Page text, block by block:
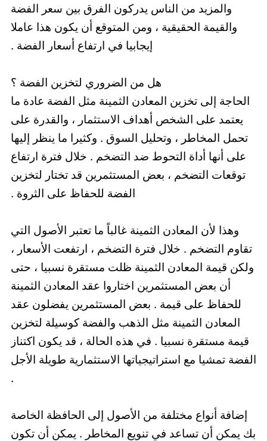
والمزيد من الناس يدركون الفرق بين سعر الفضة
والقيمة الحقيقية ، ومن المتوقع أن يكون هذا عاملا
إيجابيا في ارتفاع أسعار الفضة .
هل من الضروري لتخزين الفضة ؟
الحاجة إلى تخزين المعادن الثمينة مثل الفضة عادة ما
يعتمد على الشخص أهداف الاستثمار ، والقدرة على
تحمل المخاطر ، وتحليل السوق . وكثيرا ما ينظر إليها
على أنها أداة التحوط ضد التضخم . خلال فترة ارتفاع
توقعات التضخم ، بعض المستثمرين قد تختار لتخزين
الفضة للحفاظ على الثروة .
وهذا لأن المعادن الثمينة غالباً ما تعتبر الأصول التي
تقاوم التضخم . خلال فترة التضخم ، ارتفعت الأسعار ،
ولكن قيمة المعادن الثمينة ظلت مستقرة نسبيا ، حتى
أن بعض المستثمرين اختاروا عقد المعادن الثمينة
للحفاظ على قيمة . بعض المستثمرين يفضلون عقد
المعادن الثمينة مثل الذهب والفضة كوسيلة لتخزين
قيمة مستقرة نسبيا . في هذه الحالة ، قد يكون اكتناز
الفضة تمشيا مع استراتيجياتها الاستثمارية طويلة الأجل
.
إضافة أنواع مختلفة من الأصول إلى الحافظة الخاصة
بك يمكن أن تساعد في تنويع المخاطر . يمكن أن تكون